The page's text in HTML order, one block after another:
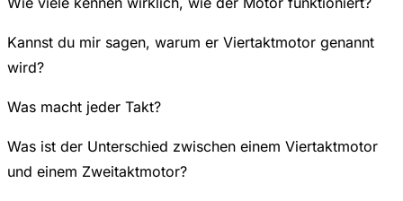
Kannst du mir sagen, warum er Viertaktmotor genannt
wird?
Was macht jeder Takt?
Was ist der Unterschied zwischen einem Viertaktmotor
und einem Zweitaktmotor?